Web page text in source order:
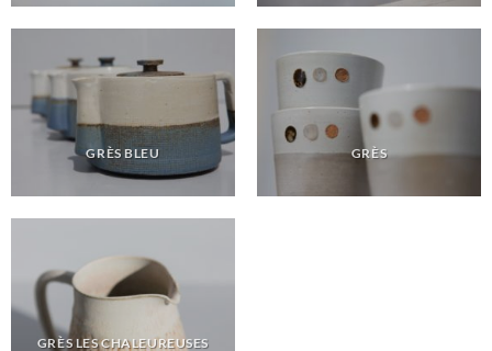
GRÈS BLEU GRÈS
GRÈS LES CHALEUREUSES